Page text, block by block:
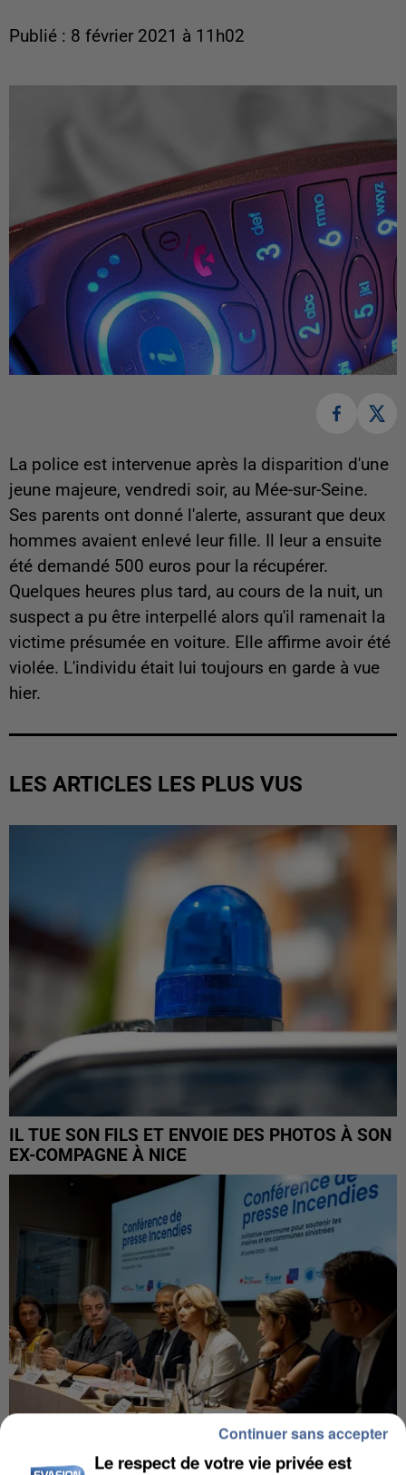
Publié : 8 février 2021 à 11h02
La police est intervenue après la disparition d'une
jeune majeure, vendredi soir, au Mée-sur-Seine.
Ses parents ont donné l'alerte, assurant que deux
hommes avaient enlevé leur fille. Il leur a ensuite
été demandé 500 euros pour la récupérer.
Quelques heures plus tard, au cours de la nuit, un
suspect a pu être interpellé alors qu'il ramenait la
victime présumée en voiture. Elle affirme avoir été
violée. L'individu était lui toujours en garde à vue
hier.
LES ARTICLES LES PLUS VUS
IL TUE SON FILS ET ENVOIE DES PHOTOS À SON
EX-COMPAGNE À NICE
Le respect de votre vie privée est
Continuer sans accepter